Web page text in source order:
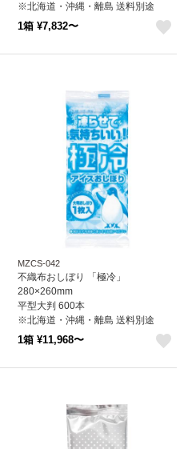
※北海道・沖縄・離島 送料別途
※個人宅配送不可 (尚美堂/フジナッ
1箱 ¥7,832〜
MZCS-042
不織布おしぼり 「極冷」
280×260mm
平型大判 600本
※北海道・沖縄・離島 送料別途
1箱 ¥11,968〜